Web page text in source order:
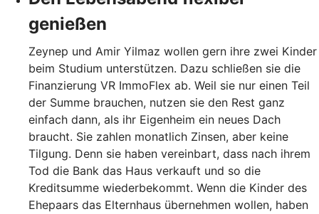
genießen
Zeynep und Amir Yilmaz wollen gern ihre zwei Kinder
beim Studium unterstützen. Dazu schließen sie die
Finanzierung VR ImmoFlex ab. Weil sie nur einen Teil
der Summe brauchen, nutzen sie den Rest ganz
einfach dann, als ihr Eigenheim ein neues Dach
braucht. Sie zahlen monatlich Zinsen, aber keine
Tilgung. Denn sie haben vereinbart, dass nach ihrem
Tod die Bank das Haus verkauft und so die
Kreditsumme wiederbekommt. Wenn die Kinder des
Ehepaars das Elternhaus übernehmen wollen, haben